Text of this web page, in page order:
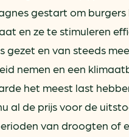
gestart om
en ze te stimuleren
gezet en van steeds
nemen en een
het meest last
al de prijs voor de
van droogten of